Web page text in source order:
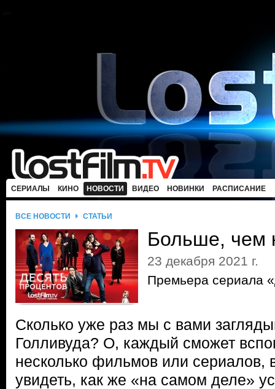
СЕРИАЛЫ КИНО НОВОСТИ ВИДЕО НОВИНКИ РАСПИСАНИЕ
ВСЕ НОВОСТИ СТАТЬИ
Больше, чем
23 декабря 2021 г.
Премьера сериала
Сколько уже раз мы с вами
Голливуда? О, каждый сможет
несколько фильмов или сериалов,
увидеть, как же «на самом деле»